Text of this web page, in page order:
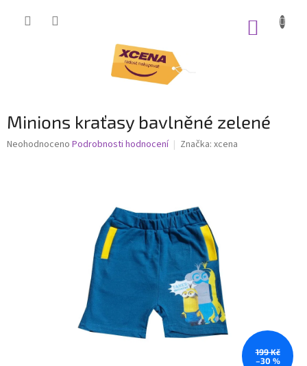
Minions kraťasy bavlněné zelené
Průměrné
Neohodnoceno Podrobnosti hodnocení Značka: xcena
199 Kč
–30 %